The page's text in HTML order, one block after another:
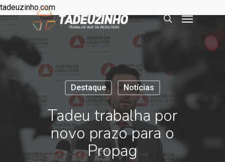
tadeuzinho.com
Destaque Notícias
Tadeu trabalha por
novo prazo para o
Propag